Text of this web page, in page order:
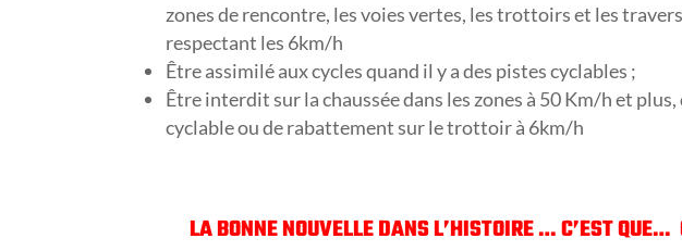
zones de rencontre, les voies vertes, les trottoirs et les
respectant les 6km/h
Être assimilé aux cycles quand il y a des pistes cyclables ;
Être interdit sur la chaussée dans les zones à 50 Km/h et plus,
cyclable ou de rabattement sur le trottoir à 6km/h
LA BONNE NOUVELLE DANS L’HISTOIRE … C’EST QUE…